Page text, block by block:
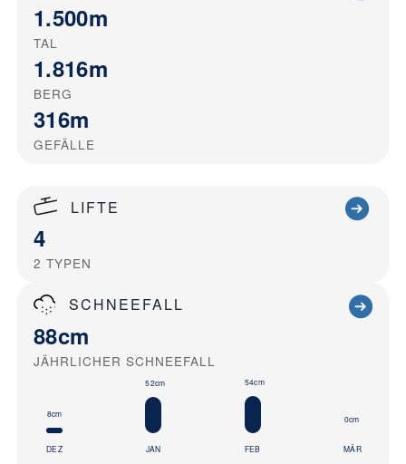
1.500m
TAL
1.816m
BERG
316m
GEFÄLLE
LIFTE
4
2 TYPEN
SCHNEEFALL
88cm
JÄHRLICHER SCHNEEFALL
8cm
DEZ
52cm
JAN
54cm
FEB
0cm
MÄR